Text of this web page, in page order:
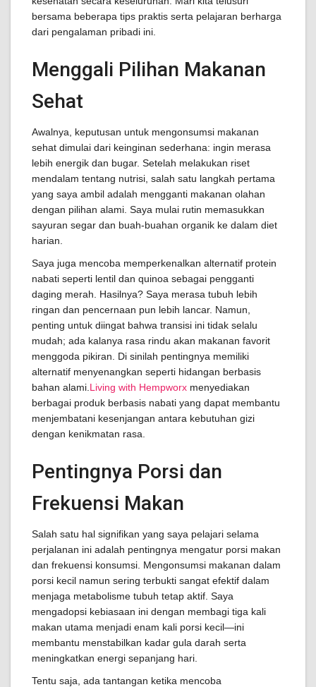
bersama beberapa tips praktis serta pelajaran berharga
dari pengalaman pribadi ini.
Menggali Pilihan Makanan
Sehat
Awalnya, keputusan untuk mengonsumsi makanan
sehat dimulai dari keinginan sederhana: ingin merasa
lebih energik dan bugar. Setelah melakukan riset
mendalam tentang nutrisi, salah satu langkah pertama
yang saya ambil adalah mengganti makanan olahan
dengan pilihan alami. Saya mulai rutin memasukkan
sayuran segar dan buah-buahan organik ke dalam diet
harian.
Saya juga mencoba memperkenalkan alternatif protein
nabati seperti lentil dan quinoa sebagai pengganti
daging merah. Hasilnya? Saya merasa tubuh lebih
ringan dan pencernaan pun lebih lancar. Namun,
penting untuk diingat bahwa transisi ini tidak selalu
mudah; ada kalanya rasa rindu akan makanan favorit
menggoda pikiran. Di sinilah pentingnya memiliki
alternatif menyenangkan seperti hidangan berbasis
bahan alami. Living with Hempworx menyediakan
berbagai produk berbasis nabati yang dapat membantu
menjembatani kesenjangan antara kebutuhan gizi
dengan kenikmatan rasa.
Pentingnya Porsi dan
Frekuensi Makan
Salah satu hal signifikan yang saya pelajari selama
perjalanan ini adalah pentingnya mengatur porsi makan
dan frekuensi konsumsi. Mengonsumsi makanan dalam
porsi kecil namun sering terbukti sangat efektif dalam
menjaga metabolisme tubuh tetap aktif. Saya
mengadopsi kebiasaan ini dengan membagi tiga kali
makan utama menjadi enam kali porsi kecil—ini
membantu menstabilkan kadar gula darah serta
meningkatkan energi sepanjang hari.
Tentu saja, ada tantangan ketika mencoba